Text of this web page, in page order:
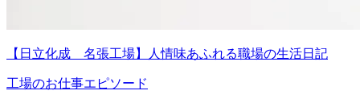
【日立化成 名張工場】人情味あふれる職場の生活日記
工場のお仕事エピソード